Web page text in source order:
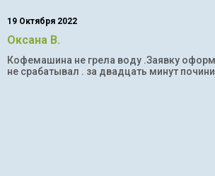
19 Октября 2022
Оксана В.
Кофемашина не грела воду .Заявку
не срабатывал . за двадцать минут